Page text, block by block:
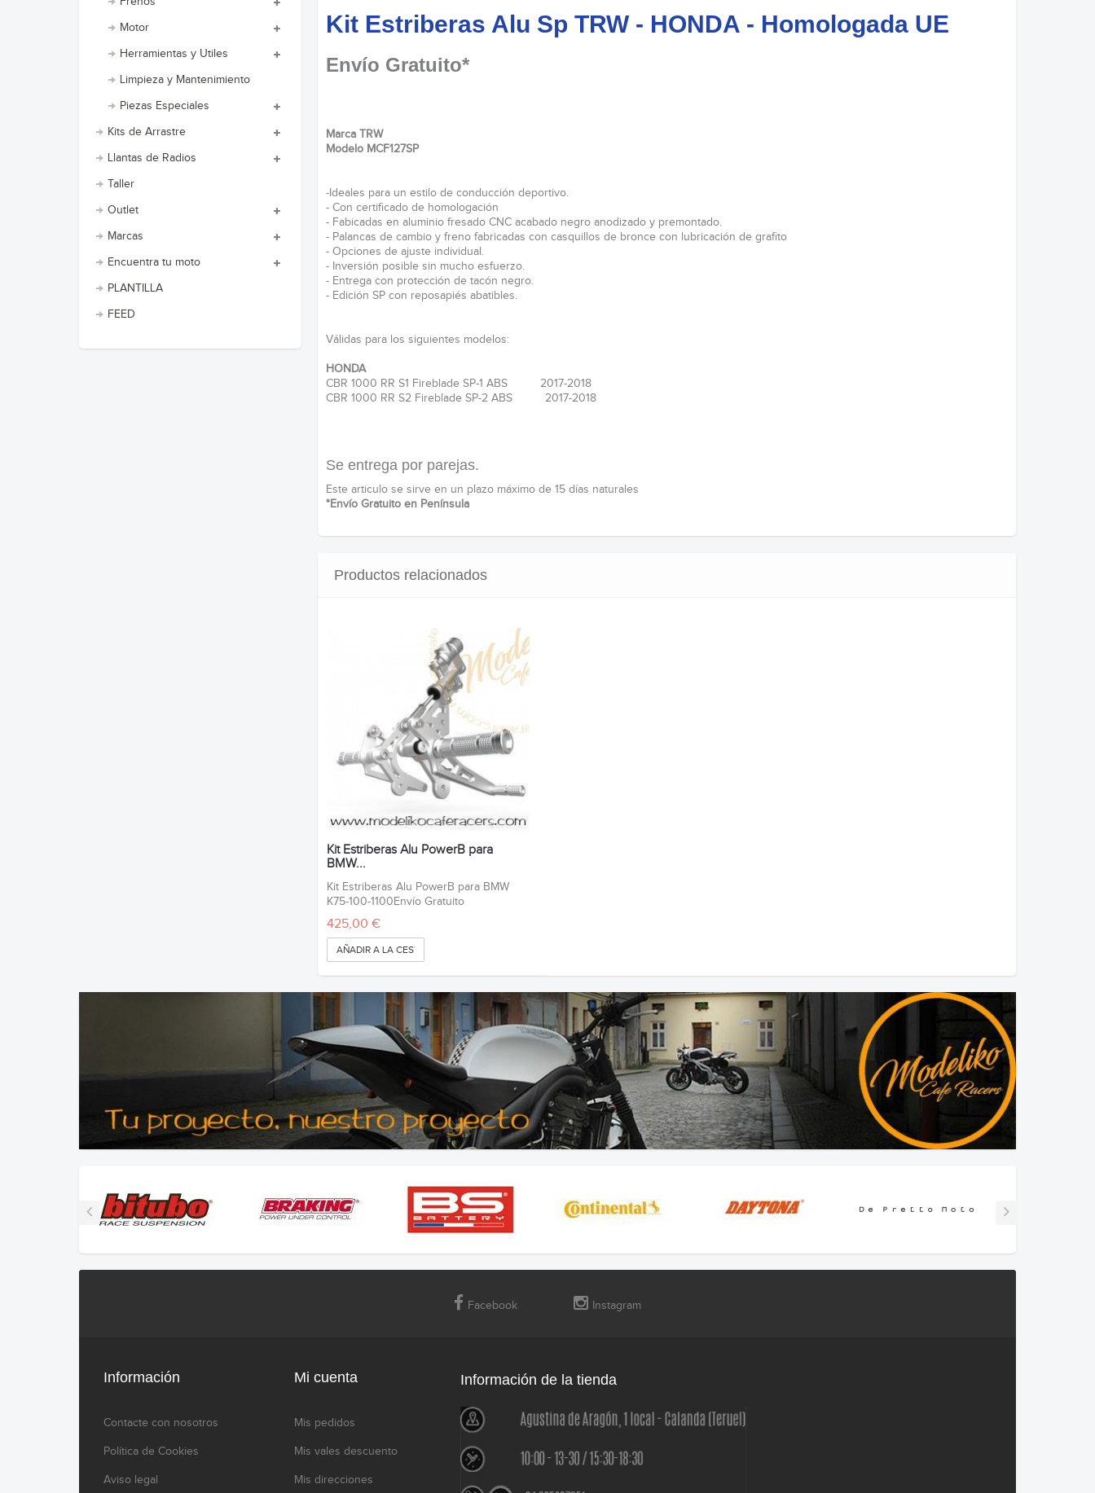
Motor
Herramientas y Utiles
Limpieza y Mantenimiento
Piezas Especiales
Kits de Arrastre
Llantas de Radios
Taller
Outlet
Marcas
Encuentra tu moto
PLANTILLA
FEED
Kit Estriberas Alu Sp TRW - HONDA - Homologada UE
Envío Gratuito*
Marca TRW
Modelo MCF127SP
-Ideales para un estilo de conducción deportivo.
- Con certificado de homologación
- Fabicadas en aluminio fresado CNC acabado negro anodizado y premontado.
- Palancas de cambio y freno fabricadas con casquillos de bronce con lubricación de grafito
- Opciones de ajuste individual.
- Inversión posible sin mucho esfuerzo.
- Entrega con protección de tacón negro.
- Edición SP con reposapiés abatibles.
Válidas para los siguientes modelos:
HONDA
CBR 1000 RR S1 Fireblade SP-1 ABS 2017-2018
CBR 1000 RR S2 Fireblade SP-2 ABS 2017-2018
Se entrega por parejas.
Este articulo se sirve en un plazo máximo de 15 días naturales
*Envío Gratuito en Península
Productos relacionados
Kit Estriberas Alu PowerB para
BMW...
Kit Estriberas Alu PowerB para BMW
K75-100-1100Envío Gratuito
425,00 €
AÑADIR A LA CESTA
Facebook Instagram
Información
Contacte con nosotros
Política de Cookies
Aviso legal
Mi cuenta
Mis pedidos
Mis vales descuento
Mis direcciones
Información de la tienda